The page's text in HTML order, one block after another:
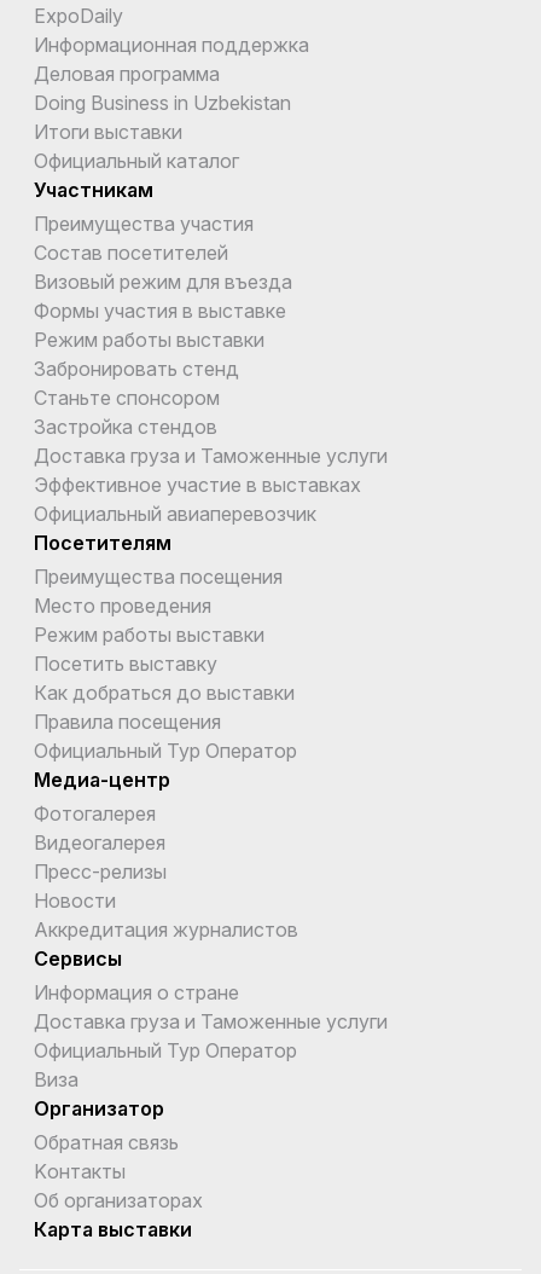
ExpoDaily
Информационная поддержка
Деловая программа
Doing Business in Uzbekistan
Итоги выставки
Официальный каталог
Участникам
Преимущества участия
Состав посетителей
Визовый режим для въезда
Формы участия в выставке
Режим работы выставки
Забронировать стенд
Станьте спонсором
Застройка стендов
Доставка груза и Таможенные услуги
Эффективное участие в выставках
Официальный авиаперевозчик
Посетителям
Преимущества посещения
Место проведения
Режим работы выставки
Посетить выставку
Как добраться до выставки
Правила посещения
Официальный Тур Оператор
Медиа-центр
Фотогалерея
Видеогалерея
Пресс-релизы
Новости
Аккредитация журналистов
Сервисы
Информация о стране
Доставка груза и Таможенные услуги
Официальный Тур Оператор
Виза
Организатор
Обратная связь
Kонтакты
Об организаторах
Карта выставки